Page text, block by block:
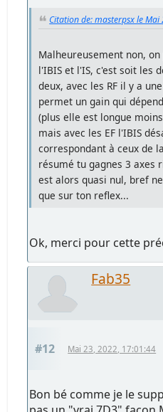
Citation de: masterpsx le
Malheureusement non,
l'IBIS et l'IS, c'est soit les
deux, avec les RF il y a
permet un gain qui
(plus elle est longue
mais avec les EF l'IBIS
correspondant à ceux de
résumé tu gagnes 3 axes
est alors quasi nul, bref
que sur ton reflex...
Ok, merci pour cette
Fab35
#12 Mai 23, 2022, 17:01:44
Bon bé comme je le